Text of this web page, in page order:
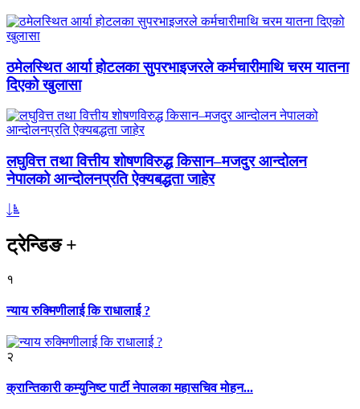
ठमेलस्थित आर्या होटलका सुपरभाइजरले कर्मचारीमाथि चरम यातना
दिएको खुलासा
लघुवित्त तथा वित्तीय शोषणविरुद्ध किसान–मजदुर आन्दोलन
नेपालको आन्दोलनप्रति ऐक्यबद्धता जाहेर
ट्रेन्डिङ+
१
न्याय रुक्मिणीलाई कि राधालाई ?
२
क्रान्तिकारी कम्युनिष्ट पार्टी नेपालका महासचिव मोहन...